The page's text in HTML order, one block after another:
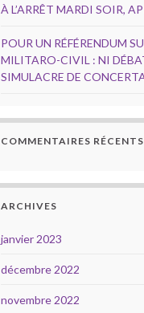
À L’ARRÊT MARDI SOIR,
POUR UN RÉFÉRENDUM
MILITARO-CIVIL : NI
SIMULACRE DE
COMMENTAIRES RÉCENTS
ARCHIVES
janvier 2023
décembre 2022
novembre 2022